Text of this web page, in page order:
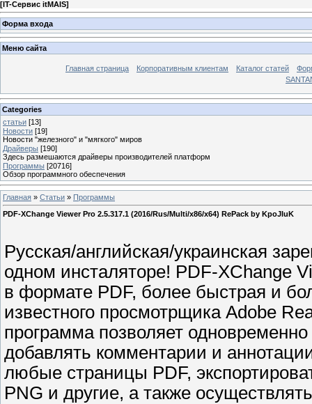
[IT-Сервис itMAIS]
Форма входа
Меню сайта
Главная страница Корпоративным клиентам Каталог статей
Categories
статьи [13]
Новости [19]
Новости "железного" и "мягкого" миров
Драйверы [190]
Здесь размешаются драйверы производителей платформ
Программы [20716]
Обзор программного обеспечения
Главная » Статьи » Программы
PDF-XChange Viewer Pro 2.5.317.1 (2016/Rus/Multi/x86/x64) RePack by KpoJIuK
Русская/английская/украинская
одном инсталяторе! PDF-XChange
в формате PDF, более быстрая и
известного просмотрщика Adobe
программа позволяет
добавлять комментарии и
любые страницы PDF,
PNG и другие, а также